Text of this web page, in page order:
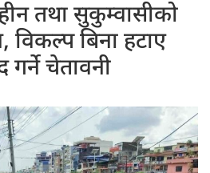
तथा सुकुम्वासीको
विकल्प बिना हटाए
गर्ने चेतावनी